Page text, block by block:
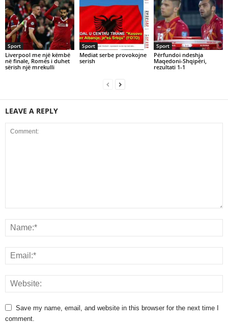
Sport
Liverpool me një këmbë
në finale, Romës i duhet
sërish një mrekulli
Sport
Mediat serbe provokojne
serish
Sport
Përfundoi ndeshja
Maqedoni-Shqipëri,
rezultati 1-1
LEAVE A REPLY
Save my name, email, and website in this browser for the next time I
comment.